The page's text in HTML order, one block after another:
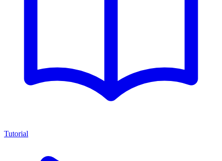
Tutorial